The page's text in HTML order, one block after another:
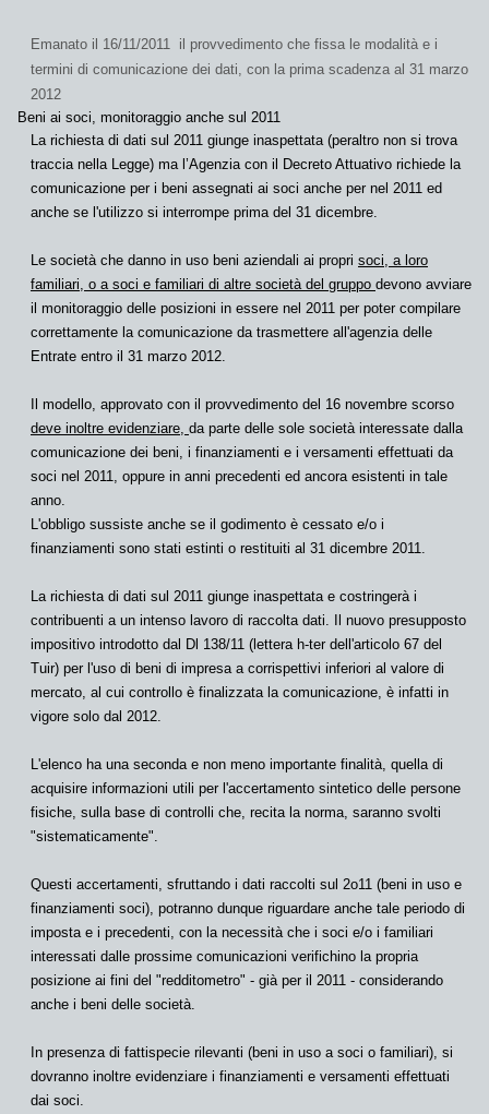
Emanato il 16/11/2011 il provvedimento che fissa le modalità e i
termini di comunicazione dei dati, con la prima scadenza al 31 marzo
2012
Beni ai soci, monitoraggio anche sul 2011
La richiesta di dati sul 2011 giunge inaspettata (peraltro non si trova
traccia nella Legge) ma l’Agenzia con il Decreto Attuativo richiede la
comunicazione per i beni assegnati ai soci anche per nel 2011 ed
anche se l'utilizzo si interrompe prima del 31 dicembre.
Le società che danno in uso beni aziendali ai propri soci, a loro
familiari, o a soci e familiari di altre società del gruppo devono avviare
il monitoraggio delle posizioni in essere nel 2011 per poter compilare
correttamente la comunicazione da trasmettere all'agenzia delle
Entrate entro il 31 marzo 2012.
modello , approvato con il provvedimento del 16 novembre scorso
deve inoltre evidenziare, da parte delle sole società interessate dalla
comunicazione dei beni, i finanziamenti e i versamenti effettuati da
soci nel 2011, oppure in anni precedenti ed ancora esistenti in tale
anno.
L'obbligo sussiste anche se il godimento è cessato e/o i
finanziamenti sono stati estinti o restituiti al 31 dicembre 2011.
La richiesta di dati sul 2011 giunge inaspettata e costringerà i
contribuenti a un intenso lavoro di raccolta dati. Il nuovo presupposto
impositivo introdotto dal Dl 138/11 (lettera h-ter dell'articolo 67 del
Tuir) per l'uso di beni di impresa a corrispettivi inferiori al valore di
mercato, al cui controllo è finalizzata la comunicazione, è infatti in
vigore solo dal 2012.
L'elenco ha una seconda e non meno importante finalità, quella di
acquisire informazioni utili per l'accertamento sintetico delle persone
fisiche, sulla base di controlli che, recita la norma, saranno svolti
"sistematicamente".
Questi accertamenti, sfruttando i dati raccolti sul 2o11 (beni in uso e
finanziamenti soci), potranno dunque riguardare anche tale periodo di
imposta e i precedenti, con la necessità che i soci e/o i familiari
interessati dalle prossime comunicazioni verifichino la propria
posizione ai fini del "redditometro" - già per il 2011 - considerando
anche i beni delle società.
In presenza di fattispecie rilevanti (beni in uso a soci o familiari), si
dovranno inoltre evidenziare i finanziamenti e versamenti effettuati
dai soci.